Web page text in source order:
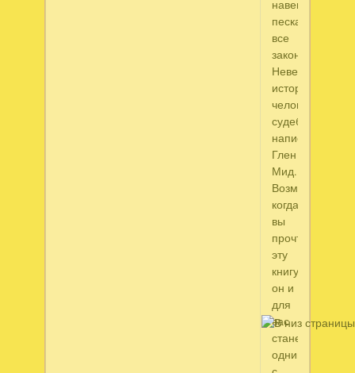
навеки...В
песках
все
закончилось...
Невероятная
история
человеческих
судеб,
написаная
Глен
Мид.
Возможно
когда
вы
прочтете
эту
книгу
он и
для
вас
станет
одним